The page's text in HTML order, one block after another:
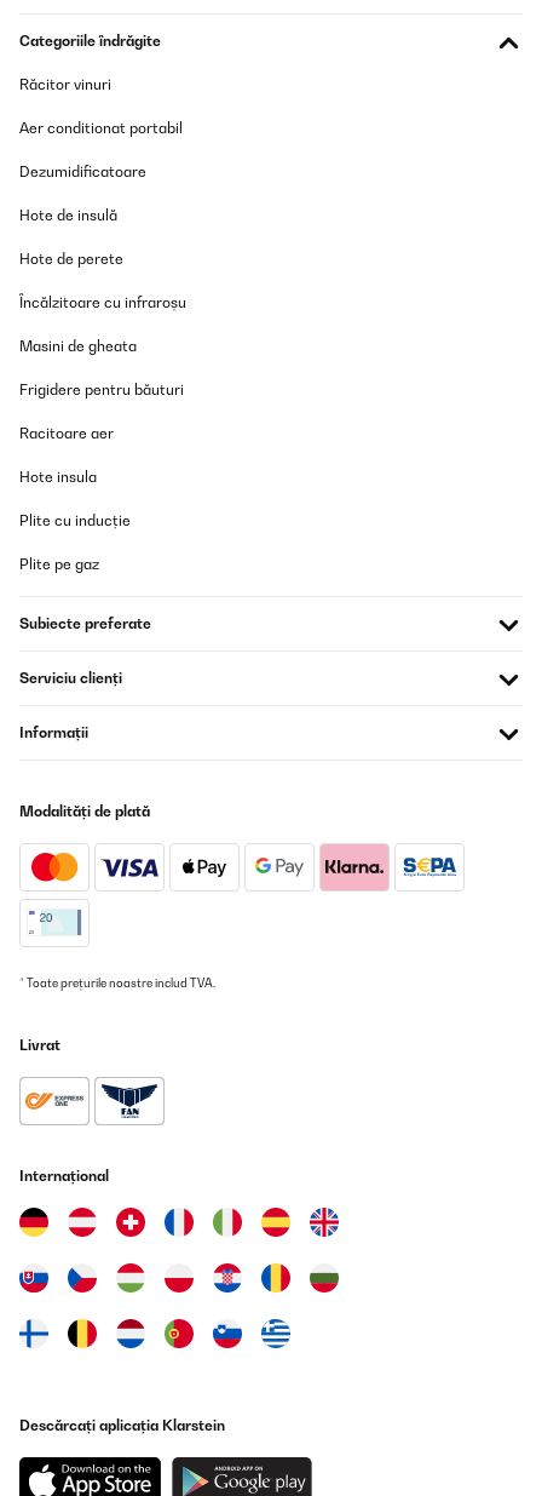
Categoriile îndrăgite
Răcitor vinuri
Aer conditionat portabil
Dezumidificatoare
Hote de insulă
Hote de perete
Încălzitoare cu infraroșu
Masini de gheata
Frigidere pentru băuturi
Racitoare aer
Hote insula
Plite cu inducție
Plite pe gaz
Subiecte preferate
Serviciu clienți
Informații
Modalități de plată
* Toate prețurile noastre includ TVA.
Livrat
Internațional
Descărcați aplicația Klarstein